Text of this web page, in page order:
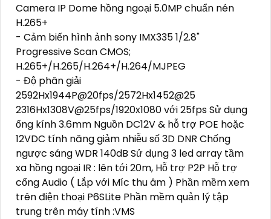
Camera IP Dome hồng ngoại 5.0MP chuẩn nén
H.265+
- Cảm biến hình ảnh sony IMX335 1/2.8"
Progressive Scan CMOS;
H.265+/H.265/H.264+/H.264/MJPEG
- Độ phân giải
2592Hx1944P@20fps/2572Hx1452@25
2316Hx1308V@25fps/1920x1080 với 25fps Sử dụng
ống kính 3.6mm Nguồn DC12V & hỗ trợ POE hoặc
12VDC tính năng giảm nhiễu số 3D DNR Chống
ngược sáng WDR 140dB Sử dụng 3 led array tầm
xa hồng ngoại IR : lên tới 20m, Hỗ trợ P2P Hỗ trợ
cổng Audio ( Lắp với Míc thu âm ) Phần mềm xem
trên điện thoại P6SLite Phần mềm quản lý tập
trung trên máy tính :VMS